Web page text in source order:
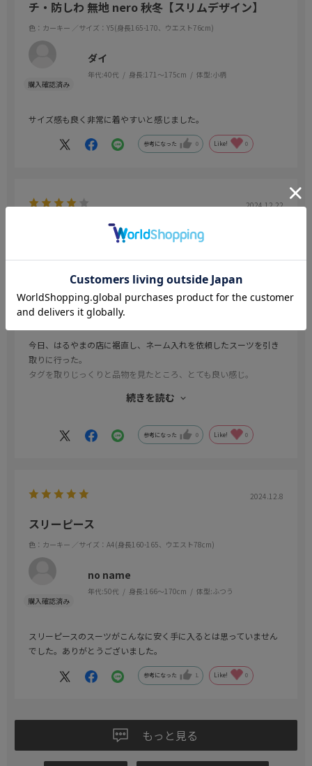
チ・防しわ 無地 nero 秋冬【スリムデザイン】
色：カーキー ／サイズ：Y5(身長165-170、ウエスト76cm)
ダイ
年代:40代 身長:171～175cm 体型:小柄
サイズ感も良く非常に着やすいと感じました。
参考になった 0 Like! 0
2024.12.22
けんや
年代:50代 身長:166～170cm 体型:ふつう
今日、はるやまの店に裾直し、ネーム入れを依頼したスーツを引き
取りに行った。
タグを取りじっくりと品物を見たところ、とても良い感じ。
でも低価格なので、これで十分！
続きを読む
参考になった 0 Like! 0
2024.12.8
スリーピース
色：カーキー ／サイズ：A4(身長160-165、ウエスト78cm)
no name
年代:50代 身長:166～170cm 体型:ふつう
スリーピースのスーツがこんなに安く手に入るとは思っていません
でした。ありがとうございました。
参考になった 1 Like! 0
もっと見る